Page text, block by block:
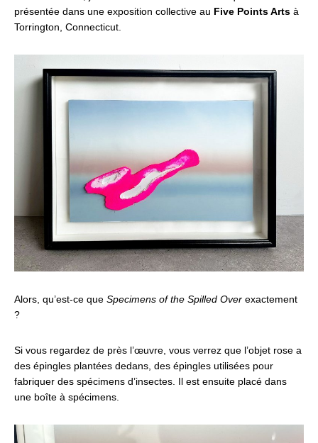
présentée dans une exposition collective au Five Points Arts à
Torrington, Connecticut.
Alors, qu’est-ce que Specimens of the Spilled Over exactement
?
Si vous regardez de près l’œuvre, vous verrez que l’objet rose a
des épingles plantées dedans, des épingles utilisées pour
fabriquer des spécimens d’insectes. Il est ensuite placé dans
une boîte à spécimens.